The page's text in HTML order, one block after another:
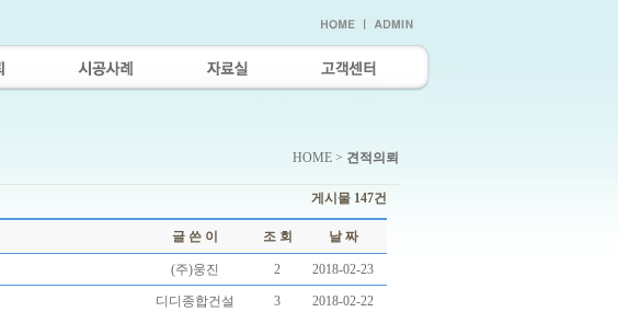
HOME > 견적의뢰
게시물 147건
글 쓴 이 조 회 날 짜
(주)웅진 2 2018-02-23
디디종합건설 3 2018-02-22